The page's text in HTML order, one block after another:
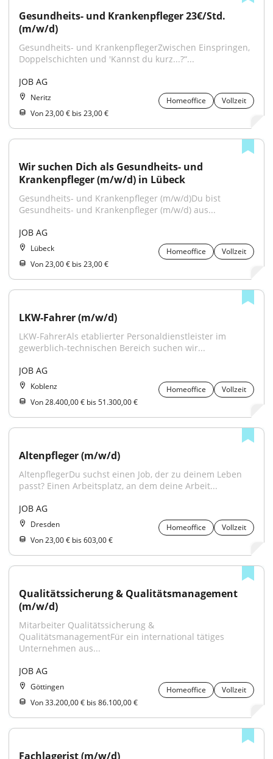
Gesundheits- und Krankenpfleger 23€/Std.
(m/w/d)
Gesundheits- und KrankenpflegerZwischen Einspringen,
Doppelschichten und 'Kannst du kurz...?“...
JOB AG
Neritz Homeoffice
Vollzeit
Von 23,00 € bis 23,00 €
Wir suchen Dich als Gesundheits- und
Krankenpfleger (m/w/d) in Lübeck
Gesundheits- und Krankenpfleger (m/w/d)Du bist
Gesundheits- und Krankenpfleger (m/w/d) aus...
JOB AG
Lübeck Homeoffice
Vollzeit
Von 23,00 € bis 23,00 €
LKW-Fahrer (m/w/d)
LKW-FahrerAls etablierter Personaldienstleister im
gewerblich-technischen Bereich suchen wir...
JOB AG
Koblenz Homeoffice
Vollzeit
Von 28.400,00 € bis 51.300,00 €
Altenpfleger (m/w/d)
AltenpflegerDu suchst einen Job, der zu deinem Leben
passt? Einen Arbeitsplatz, an dem deine Arbeit...
JOB AG
Dresden Homeoffice
Vollzeit
Von 23,00 € bis 603,00 €
Qualitätssicherung & Qualitätsmanagement
(m/w/d)
Mitarbeiter Qualitätssicherung &
QualitätsmanagementFür ein international tätiges
Unternehmen aus...
JOB AG
Göttingen Homeoffice
Vollzeit
Von 33.200,00 € bis 86.100,00 €
Fachlagerist (m/w/d)